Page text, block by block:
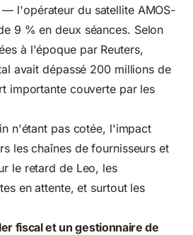
l'opérateur du satellite AMOS-
9 % en deux séances. Selon
à l'époque par Reuters,
avait dépassé 200 millions de
importante couverte par les
n'étant pas cotée, l'impact
les chaînes de fournisseurs et
le retard de Leo, les
en attente, et surtout les
fiscal et un gestionnaire de